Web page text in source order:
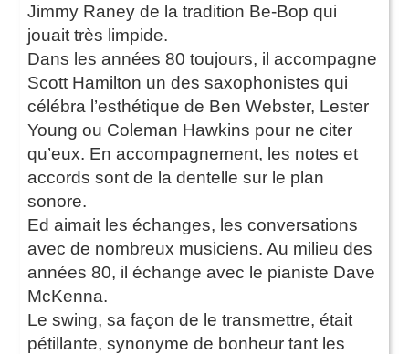
Jimmy Raney de la tradition Be-Bop qui
jouait très limpide.
Dans les années 80 toujours, il accompagne
Scott Hamilton un des saxophonistes qui
célébra l’esthétique de Ben Webster, Lester
Young ou Coleman Hawkins pour ne citer
qu’eux. En accompagnement, les notes et
accords sont de la dentelle sur le plan
sonore.
Ed aimait les échanges, les conversations
avec de nombreux musiciens. Au milieu des
années 80, il échange avec le pianiste Dave
McKenna.
Le swing, sa façon de le transmettre, était
pétillante, synonyme de bonheur tant les